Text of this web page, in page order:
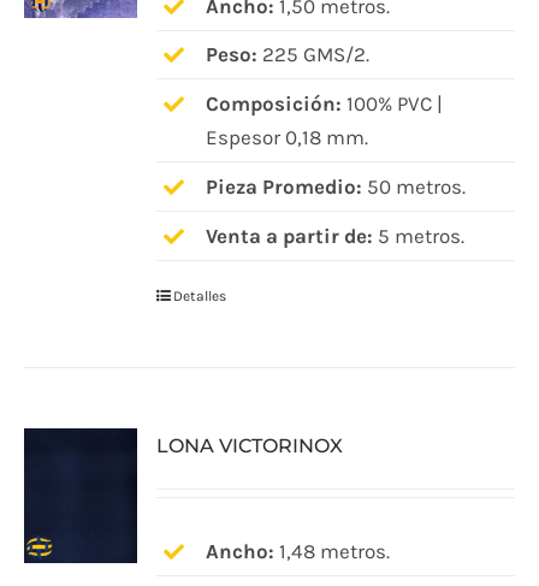
Ancho: 1,50 metros.
Peso: 225 GMS/2.
Composición: 100% PVC |
Espesor 0,18 mm.
Pieza Promedio: 50 metros.
Venta a partir de: 5 metros.
Detalles
LONA VICTORINOX
Ancho: 1,48 metros.